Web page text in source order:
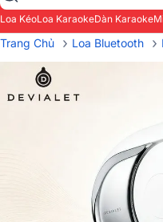
Loa KéoLoa KaraokeDàn Karaoke
Trang Chủ › Loa Bluetooth ›